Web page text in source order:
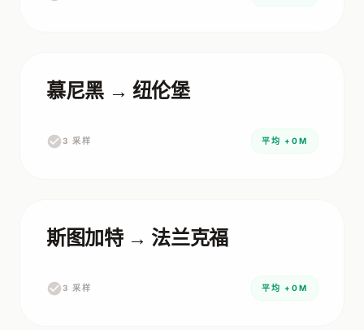
慕尼黑 → 纽伦堡
3 采样 平均 +0M
斯图加特 → 法兰克福
3 采样 平均 +0M